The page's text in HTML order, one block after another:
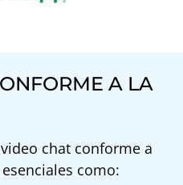
A LA
chat conforme a
como: